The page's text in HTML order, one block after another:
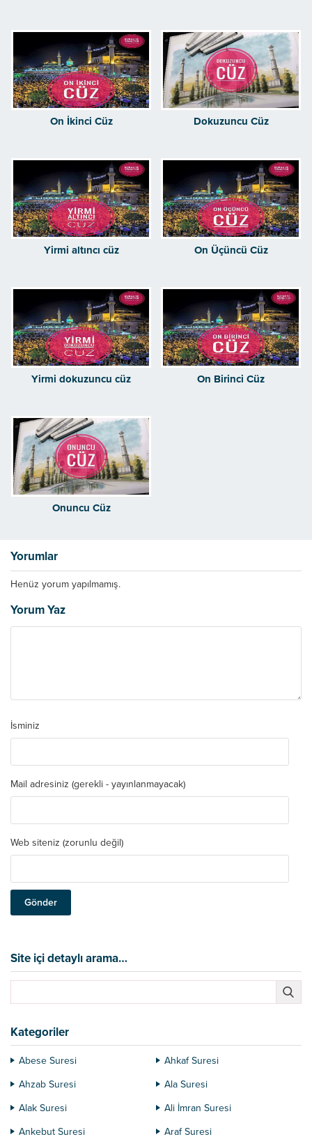
On İkinci Cüz Dokuzuncu Cüz
Yirmi altıncı cüz On Üçüncü Cüz
Yirmi dokuzuncu cüz On Birinci Cüz
Onuncu Cüz
Yorumlar
Henüz yorum yapılmamış.
Yorum Yaz
İsminiz
Mail adresiniz (gerekli - yayınlanmayacak)
Web siteniz (zorunlu değil)
Site içi detaylı arama…
Kategoriler
Abese Suresi
Ahkaf Suresi
Ahzab Suresi
Ala Suresi
Alak Suresi
Ali İmran Suresi
Ankebut Suresi
Araf Suresi